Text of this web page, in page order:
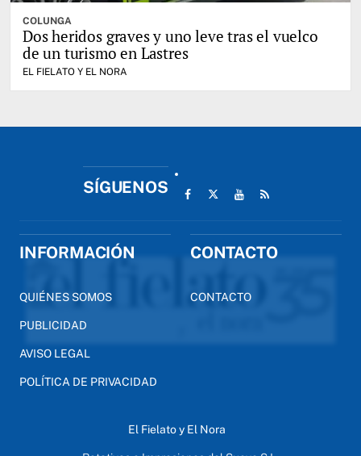
COLUNGA
Dos heridos graves y uno leve tras el vuelco
de un turismo en Lastres
EL FIELATO Y EL NORA
SÍGUENOS
INFORMACIÓN
QUIÉNES SOMOS
PUBLICIDAD
AVISO LEGAL
POLÍTICA DE PRIVACIDAD
CONTACTO
CONTACTO
El Fielato y El Nora